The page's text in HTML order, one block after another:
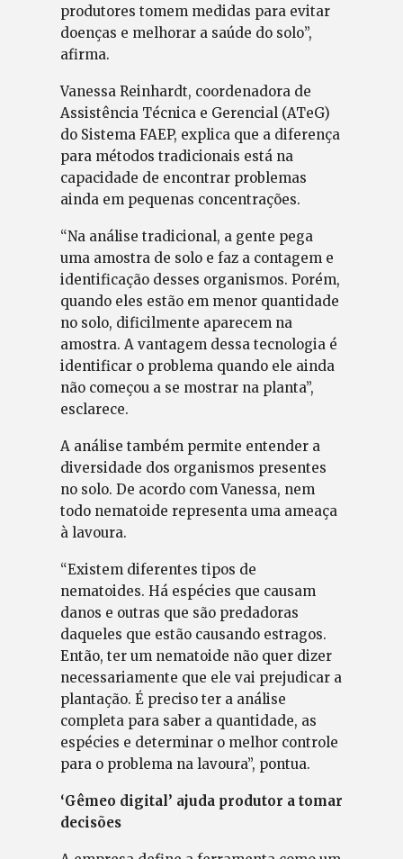
produtores tomem medidas para evitar
doenças e melhorar a saúde do solo”,
afirma.
Vanessa Reinhardt, coordenadora de
Assistência Técnica e Gerencial (ATeG)
do Sistema FAEP, explica que a diferença
para métodos tradicionais está na
capacidade de encontrar problemas
ainda em pequenas concentrações.
“Na análise tradicional, a gente pega
uma amostra de solo e faz a contagem e
identificação desses organismos. Porém,
quando eles estão em menor quantidade
no solo, dificilmente aparecem na
amostra. A vantagem dessa tecnologia é
identificar o problema quando ele ainda
não começou a se mostrar na planta”,
esclarece.
A análise também permite entender a
diversidade dos organismos presentes
no solo. De acordo com Vanessa, nem
todo nematoide representa uma ameaça
à lavoura.
“Existem diferentes tipos de
nematoides. Há espécies que causam
danos e outras que são predadoras
daqueles que estão causando estragos.
Então, ter um nematoide não quer dizer
necessariamente que ele vai prejudicar a
plantação. É preciso ter a análise
completa para saber a quantidade, as
espécies e determinar o melhor controle
para o problema na lavoura”, pontua.
‘Gêmeo digital’ ajuda produtor a tomar
decisões